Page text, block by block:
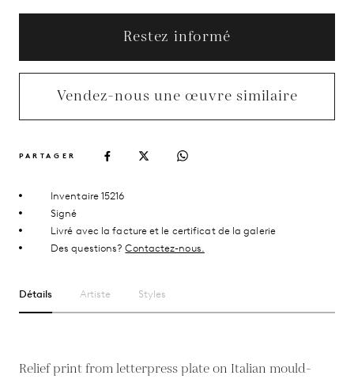
Restez informé
Vendez-nous une œuvre similaire
PARTAGER
Inventaire 15216
Signé
Livré avec la facture et le certificat de la galerie
Des questions?Contactez-nous.
Détails Artiste Styles
Relief print from letterpress plate on Italian mould-